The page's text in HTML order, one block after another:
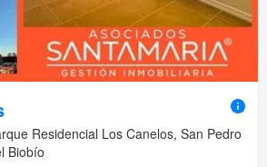
Residencial Los Canelos, San Pedro
Biobío